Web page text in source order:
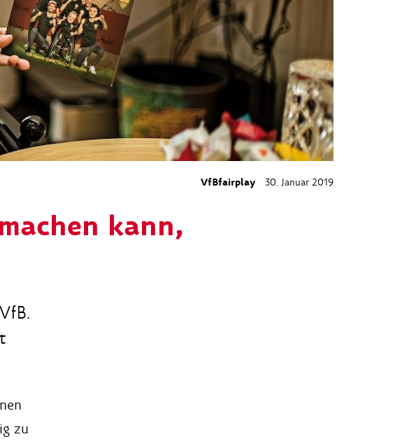
VfBfairplay 30. Januar 2019
kann,
zu